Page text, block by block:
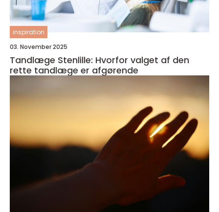
inspiration
03. November 2025
Tandlæge Stenlille: Hvorfor valget af den
rette tandlæge er afgørende